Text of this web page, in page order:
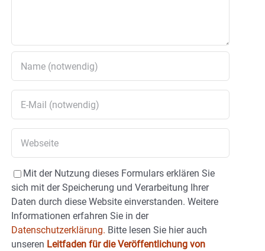
Mit der Nutzung dieses Formulars erklären Sie
sich mit der Speicherung und Verarbeitung Ihrer
Daten durch diese Website einverstanden. Weitere
Informationen erfahren Sie in der
Datenschutzerklärung. Bitte lesen Sie hier auch
unseren Leitfaden für die Veröffentlichung von